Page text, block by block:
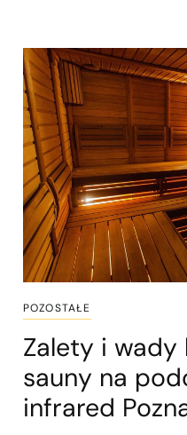
POZOSTAŁE
Zalety i wady
sauny na
infrared